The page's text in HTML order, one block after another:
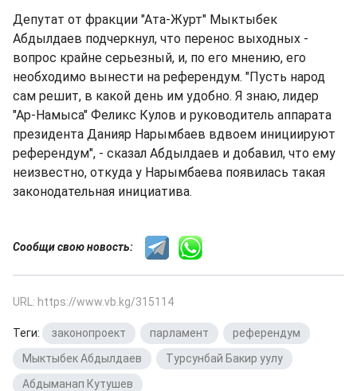
Депутат от фракции "Ата-Журт" Мыктыбек
Абдылдаев подчеркнул, что перенос выходных -
вопрос крайне серьезный, и, по его мнению, его
необходимо вынести на референдум. "Пусть народ
сам решит, в какой день им удобно. Я знаю, лидер
"Ар-Намыса" Феликс Кулов и руководитель аппарата
президента Данияр Нарымбаев вдвоем инициируют
референдум", - сказал Абдылдаев и добавил, что ему
неизвестно, откуда у Нарымбаева появилась такая
законодательная инициатива.
Сообщи свою новость:
URL: https://www.vb.kg/315114
Теги: законопроект парламент референдум
Мыктыбек Абдылдаев
Турсунбай Бакир уулу
Абдыманап Кутушев